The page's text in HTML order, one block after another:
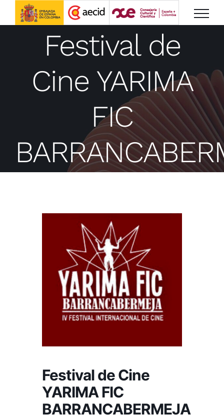
Saltar
Festival de
Cine YARIMA
FIC
Festival de Cine
YARIMA FIC
BARRANCABERMEJA